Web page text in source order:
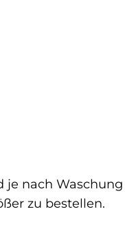
je nach
zu bestellen.